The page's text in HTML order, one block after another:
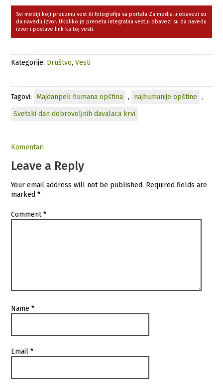
Svi mediji koji preuzmu vest ili fotografiju sa portala Za media u obavezi su
da navedu izvor. Ukoliko je preneta integralna vest,u obavezi su da navedu
izvor i postave link ka toj vesti.
Kategorije: Društvo,Vesti
Tagovi: Majdanpek humana opština , najhumanije opštine
,
Svetski dan dobrovoljnih davalaca krvi
Komentari
Leave a Reply
Your email address will not be published. Required fields are
marked*
Comment*
Name*
Email*